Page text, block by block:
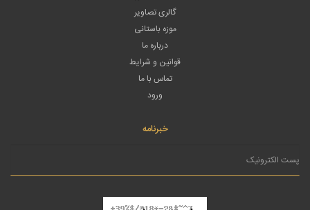
گالری تصاویر
موزه باستانی
درباره ما
قوانین و شرایط
تماس با ما
ورود
خبرنامه